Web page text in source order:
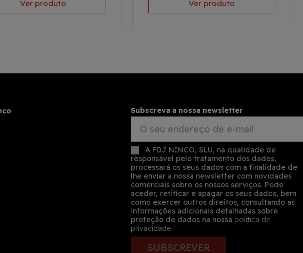
Ver produto Ver produto
Subscreva a nossa newsletter
A FDJ NINCO, SLU, na qualidade de
responsável pelo tratamento dos dados,
processará os seus dados com a finalidade de
lhe enviar a nossa newsletter com novidades
comerciais sobre os nossos serviços. Pode
aceder, retificar e apagar os seus dados, bem
como exercer outros direitos, consultando as
informações adicionais detalhadas sobre
proteção de dados na nossa política de
privacidade
SUBSCREVER